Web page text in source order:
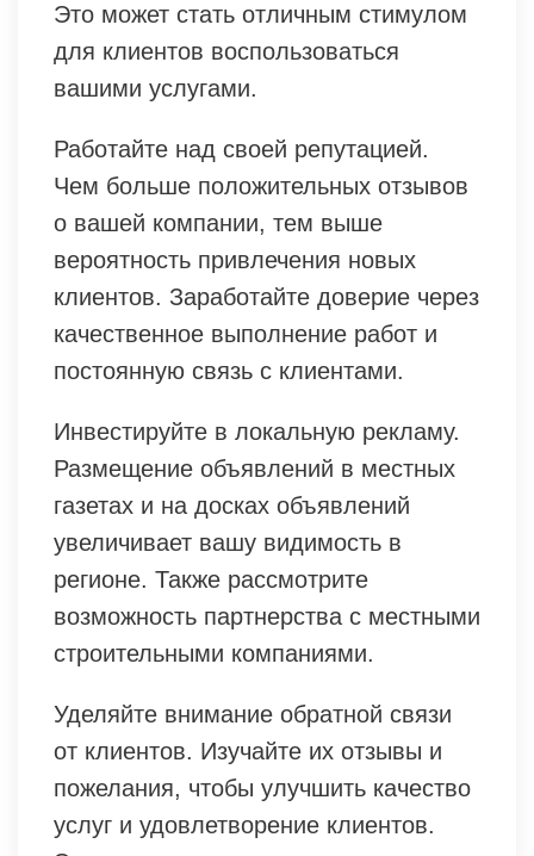
Это может стать отличным стимулом
для клиентов воспользоваться
вашими услугами.
Работайте над своей репутацией.
Чем больше положительных отзывов
о вашей компании, тем выше
вероятность привлечения новых
клиентов. Заработайте доверие через
качественное выполнение работ и
постоянную связь с клиентами.
Инвестируйте в локальную рекламу.
Размещение объявлений в местных
газетах и на досках объявлений
увеличивает вашу видимость в
регионе. Также рассмотрите
возможность партнерства с местными
строительными компаниями.
Уделяйте внимание обратной связи
от клиентов. Изучайте их отзывы и
пожелания, чтобы улучшить качество
услуг и удовлетворение клиентов.